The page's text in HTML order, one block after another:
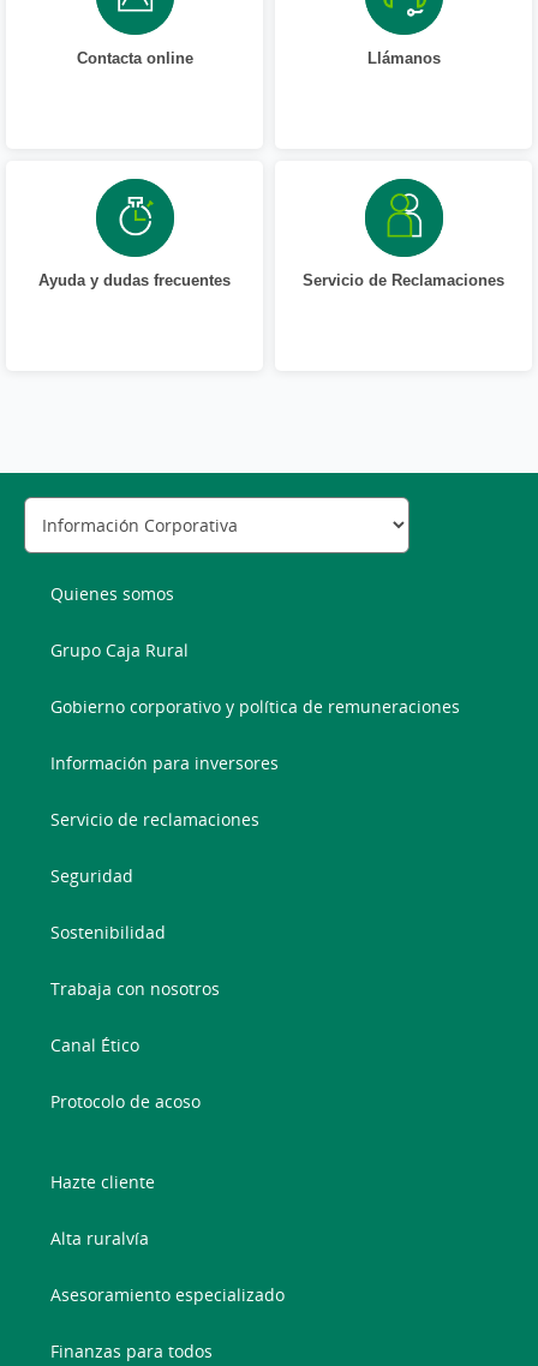
Contacta online Llámanos
Ayuda y dudas frecuentes Servicio de Reclamaciones
Quienes somos
Grupo Caja Rural
Gobierno corporativo y política de remuneraciones
Información para inversores
Servicio de reclamaciones
Seguridad
Sostenibilidad
Trabaja con nosotros
Canal Ético
Protocolo de acoso
Hazte cliente
Alta ruralvía
Asesoramiento especializado
Finanzas para todos